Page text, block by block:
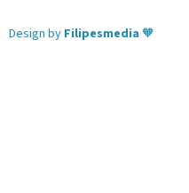
Design by Filipesmedia 🧡